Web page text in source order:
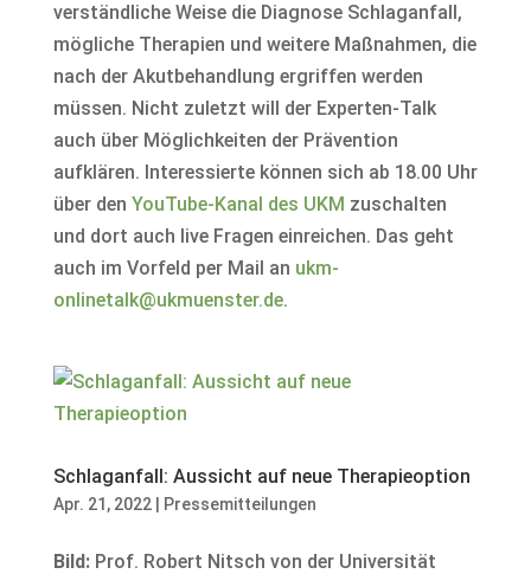
verständliche Weise die Diagnose Schlaganfall,
mögliche Therapien und weitere Maßnahmen, die
nach der Akutbehandlung ergriffen werden
müssen. Nicht zuletzt will der Experten-Talk
auch über Möglichkeiten der Prävention
aufklären. Interessierte können sich ab 18.00 Uhr
über den YouTube-Kanal des UKM zuschalten
und dort auch live Fragen einreichen. Das geht
auch im Vorfeld per Mail an ukm-
onlinetalk@ukmuenster.de.
Schlaganfall: Aussicht auf neue Therapieoption
Apr. 21, 2022| Pressemitteilungen
Bild:Prof. Robert Nitsch von der Universität